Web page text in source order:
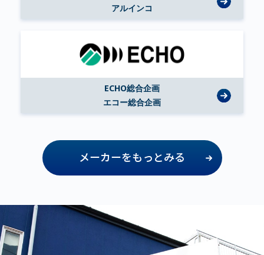
アルインコ
ECHO総合企画
エコー総合企画
メーカーをもっとみる